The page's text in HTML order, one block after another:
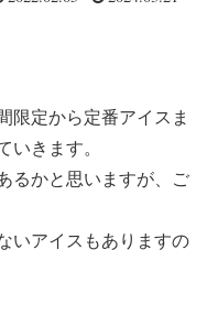
限定から定番アイスま
いきます。
るかと思いますが、ご
いアイスもありますの